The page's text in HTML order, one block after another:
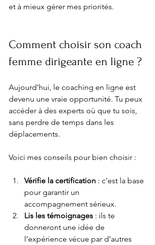
et à mieux gérer mes priorités.
Comment choisir son coach
femme dirigeante en ligne ?
Aujourd’hui, le coaching en ligne est
devenu une vraie opportunité. Tu peux
accéder à des experts où que tu sois,
sans perdre de temps dans les
déplacements.
Voici mes conseils pour bien choisir :
Vérifie la certification : c’est la base
pour garantir un
accompagnement sérieux.
Lis les témoignages : ils te
donneront une idée de
l’expérience vécue par d’autres